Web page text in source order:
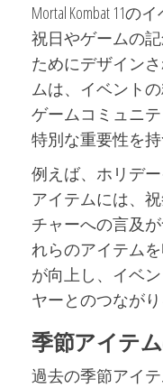
Mortal Kombat 11
祝日やゲームの
ためにデザイン
ムは、イベント
ゲームコミュニ
特別な重要性を持
例えば、ホリデ
アイテムには、
チャーへの言及
れらのアイテム
が向上し、イベ
ヤーとのつなが
季節アイテ
過去の季節アイ